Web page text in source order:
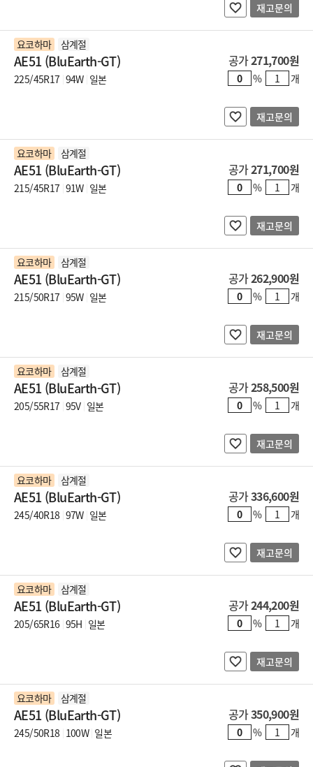
재고문의
요코하마 삼계절
AE51 (BluEarth-GT)
225/45R17 94W 일본
공가271,700원
% 개
재고문의
요코하마 삼계절
AE51 (BluEarth-GT)
215/45R17 91W 일본
공가271,700원
% 개
재고문의
요코하마 삼계절
AE51 (BluEarth-GT)
215/50R17 95W 일본
공가262,900원
% 개
재고문의
요코하마 삼계절
AE51 (BluEarth-GT)
205/55R17 95V 일본
공가258,500원
% 개
재고문의
요코하마 삼계절
AE51 (BluEarth-GT)
245/40R18 97W 일본
공가336,600원
% 개
재고문의
요코하마 삼계절
AE51 (BluEarth-GT)
205/65R16 95H 일본
공가244,200원
% 개
재고문의
요코하마 삼계절
AE51 (BluEarth-GT)
245/50R18 100W 일본
공가350,900원
% 개